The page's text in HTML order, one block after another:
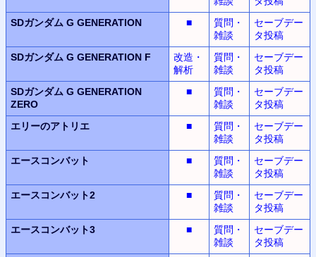
SDガンダム G GENERATION
■
質問・
雑談
セーブデー
タ投稿
SDガンダム G GENERATION F
改造・
解析
質問・
雑談
セーブデー
タ投稿
SDガンダム G GENERATION
ZERO
■
質問・
雑談
セーブデー
タ投稿
エリーのアトリエ
■
質問・
雑談
セーブデー
タ投稿
エースコンバット
■
質問・
雑談
セーブデー
タ投稿
エースコンバット2
■
質問・
雑談
セーブデー
タ投稿
エースコンバット3
■
質問・
雑談
セーブデー
タ投稿